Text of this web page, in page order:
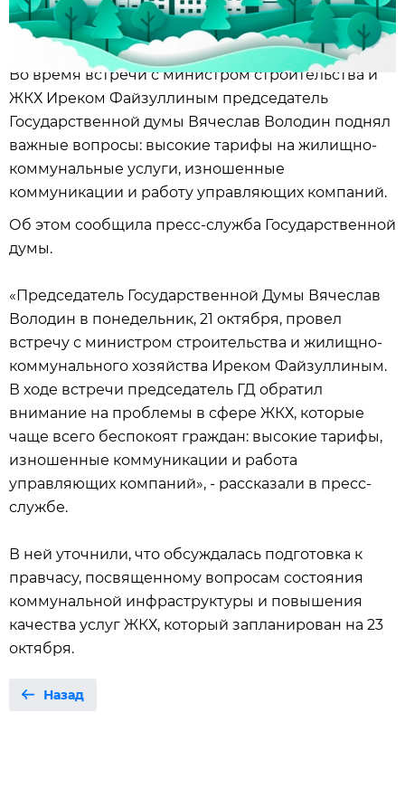
Во время встречи с министром строительства и
ЖКХ Иреком Файзуллиным председатель
Государственной думы Вячеслав Володин поднял
важные вопросы: высокие тарифы на жилищно-
коммунальные услуги, изношенные
коммуникации и работу управляющих компаний.
Об этом сообщила пресс-служба Государственной
думы.
«Председатель Государственной Думы Вячеслав
Володин в понедельник, 21 октября, провел
встречу с министром строительства и жилищно-
коммунального хозяйства Иреком Файзуллиным.
В ходе встречи председатель ГД обратил
внимание на проблемы в сфере ЖКХ, которые
чаще всего беспокоят граждан: высокие тарифы,
изношенные коммуникации и работа
управляющих компаний», - рассказали в пресс-
службе.
В ней уточнили, что обсуждалась подготовка к
правчасу, посвященному вопросам состояния
коммунальной инфраструктуры и повышения
качества услуг ЖКХ, который запланирован на 23
октября.
Назад